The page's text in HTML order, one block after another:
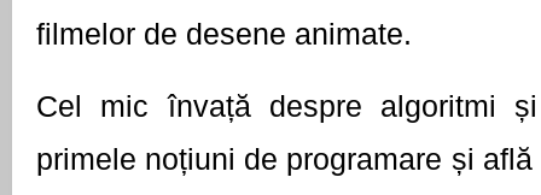
filmelor de desene animate.
Cel mic învață despre algoritmi
primele noțiuni de programare și